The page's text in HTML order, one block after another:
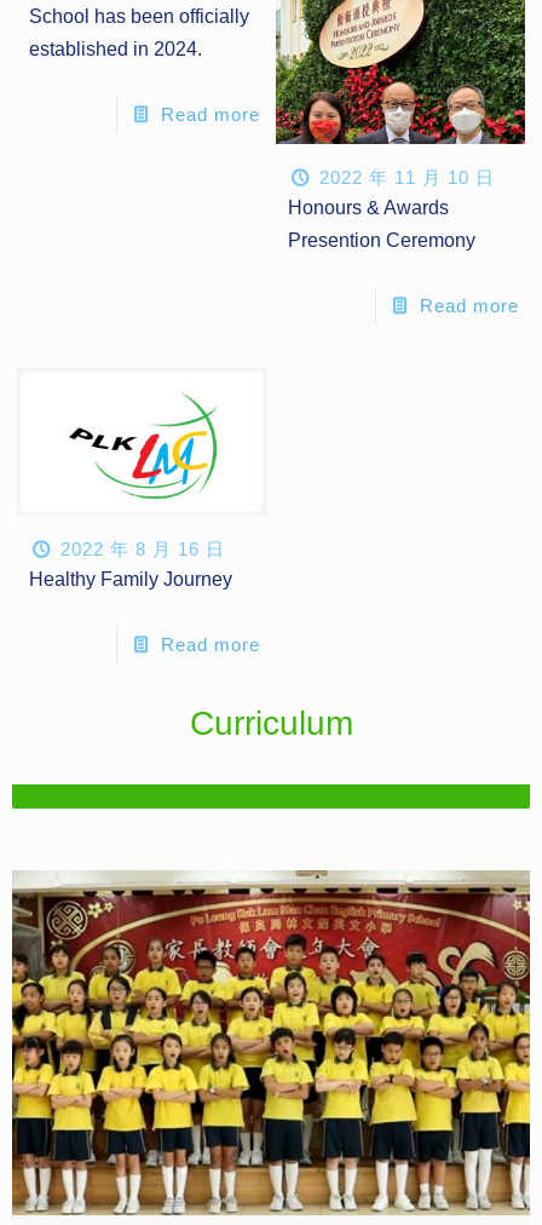
School has been officially
established in 2024.
Read more
2022 年 11 月 10 日
Honours & Awards
Presention Ceremony
Read more
2022 年 8 月 16 日
Healthy Family Journey
Read more
Curriculum